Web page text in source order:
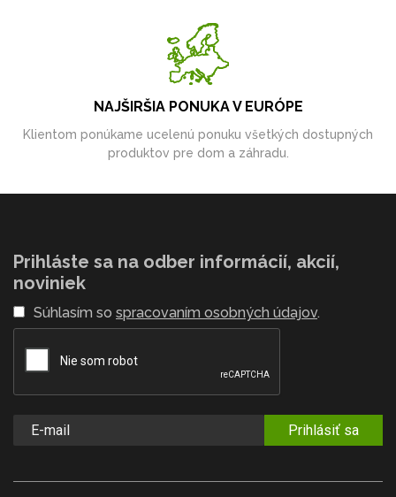
NAJŠIRŠIA PONUKA V EURÓPE
Klientom ponúkame ucelenú ponuku všetkých dostupných
produktov pre dom a záhradu.
Prihláste sa na odber informácií, akcií,
noviniek
Súhlasím so spracovaním osobných údajov.
Prihlásiť sa